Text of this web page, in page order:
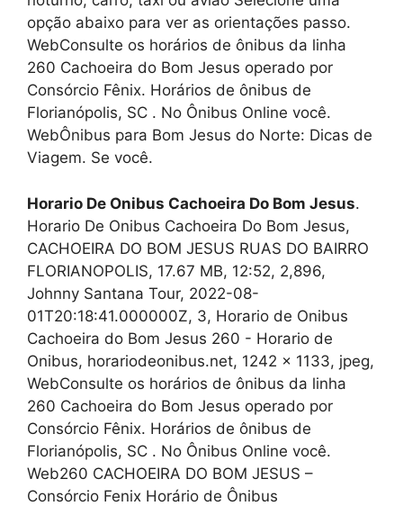
opção abaixo para ver as orientações passo.
WebConsulte os horários de ônibus da linha
260 Cachoeira do Bom Jesus operado por
Consórcio Fênix. Horários de ônibus de
Florianópolis, SC . No Ônibus Online você.
WebÔnibus para Bom Jesus do Norte: Dicas de
Viagem. Se você.
Horario De Onibus Cachoeira Do Bom Jesus.
Horario De Onibus Cachoeira Do Bom Jesus,
CACHOEIRA DO BOM JESUS RUAS DO BAIRRO
FLORIANOPOLIS, 17.67 MB, 12:52, 2,896,
Johnny Santana Tour, 2022-08-
01T20:18:41.000000Z, 3, Horario de Onibus
Cachoeira do Bom Jesus 260 - Horario de
Onibus, horariodeonibus.net, 1242 x 1133, jpeg,
WebConsulte os horários de ônibus da linha
260 Cachoeira do Bom Jesus operado por
Consórcio Fênix. Horários de ônibus de
Florianópolis, SC . No Ônibus Online você.
Web260 CACHOEIRA DO BOM JESUS –
Consórcio Fenix Horário de Ônibus